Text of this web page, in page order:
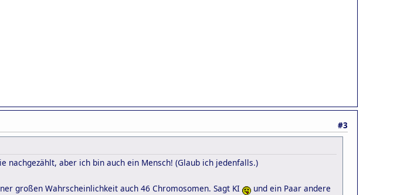
#3
nachgezählt, aber ich bin auch ein Mensch! (Glaub ich jedenfalls.)
großen Wahrscheinlichkeit auch 46 Chromosomen. Sagt KI
und ein Paar andere